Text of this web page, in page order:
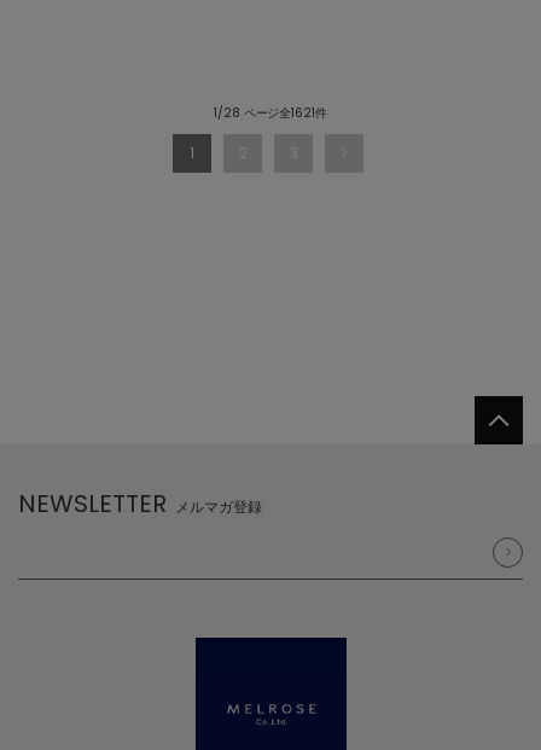
1/28 ページ全1621件
1 2 3
NEWSLETTER メルマガ登録